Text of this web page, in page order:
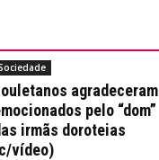
agradeceram
pelo “dom”
irmãs doroteias
vídeo)